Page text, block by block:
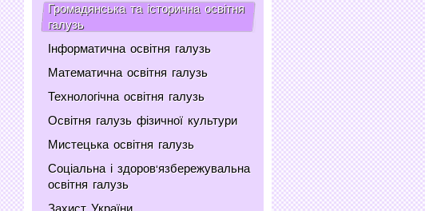
Громадянська та історична освітня
галузь
Інформатична освітня галузь
Математична освітня галузь
Технологічна освітня галузь
Освітня галузь фізичної культури
Мистецька освітня галузь
Соціальна і здоров'язбережувальна
освітня галузь